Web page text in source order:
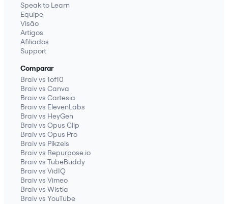
Speak to Learn
Equipe
Visão
Artigos
Afiliados
Support
Comparar
Braiv vs 1of10
Braiv vs Canva
Braiv vs Cartesia
Braiv vs ElevenLabs
Braiv vs HeyGen
Braiv vs Opus Clip
Braiv vs Opus Pro
Braiv vs Pikzels
Braiv vs Repurpose.io
Braiv vs TubeBuddy
Braiv vs VidIQ
Braiv vs Vimeo
Braiv vs Wistia
Braiv vs YouTube